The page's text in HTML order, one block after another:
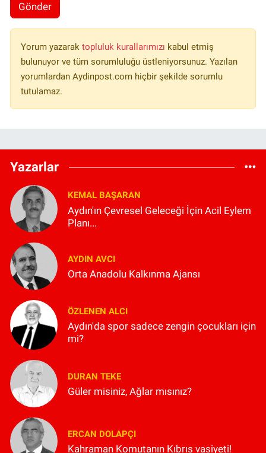
Gönder
Yorum yazarak topluluk kurallarımızı kabul etmiş
bulunuyor ve tüm sorumluluğu üstleniyorsunuz. Yazılan
yorumlardan Aydinpost.com hiçbir şekilde sorumlu
tutulamaz.
Yazarlar
KEMAL BAŞARAN
Aydın'ın Çevresel Geleceği İçin Acil Eylem
Planı...
AYDIN AVCI
Orta Anadolu Kalkınma Ajansı
ÖZLENEN ALCI
Aydın'da spor sadece zengin çocukları için
mi?
DURAN TEKE
Güler misiniz, Ağlar mısınız?
ERCAN DOLAPÇI
Kahraman Komutanın Kıbrıs vasiyeti!